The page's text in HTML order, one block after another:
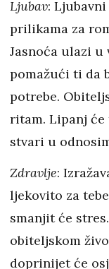
Ljubav:
prilikama za
Jasnoća ulazi u
pomažući ti da
potrebe.
ritam. Lipanj
stvari u
Zdravlje:
ljekovito za
smanjit će
obiteljskom
doprinijet će